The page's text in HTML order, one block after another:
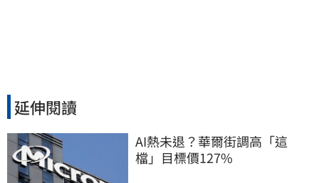
延伸閱讀
AI熱未退？華爾街調高「這
檔」目標價127%